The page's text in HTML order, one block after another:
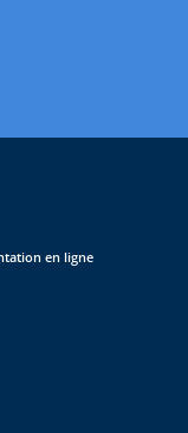
en ligne